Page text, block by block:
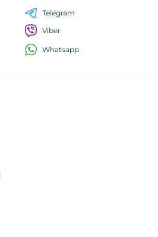
Telegram
Viber
Whatsapp